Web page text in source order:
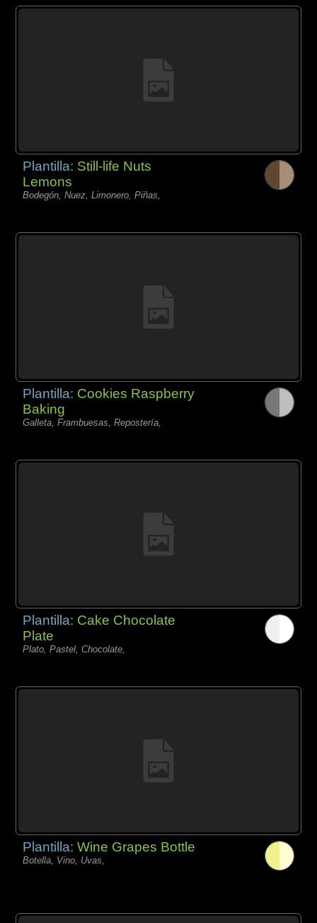
Plantilla: Still-life Nuts
Lemons
Bodegón, Nuez, Limonero, Piñas,
Plantilla: Cookies Raspberry
Baking
Galleta, Frambuesas, Repostería,
Plantilla: Cake Chocolate
Plate
Plato, Pastel, Chocolate,
Plantilla:Wine Grapes Bottle
Botella, Vino, Uvas,